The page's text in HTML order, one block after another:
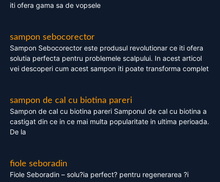
iti ofera gama sa de vopsele
sampon sebocorector
Sampon Sebocorector este produsul revolutionar ce iti ofera
solutia perfecta pentru problemele scalpului. In acest articol
vei descoperi cum acest sampon iti poate transforma complet
sampon de cal cu biotina pareri
Sampon de cal cu biotina pareri Samponul de cal cu biotina a
castigat din ce in ce mai multa popularitate in ultima perioada.
De la
fiole seboradin
Fiole Seboradin – solu?ia perfect? pentru regenerarea ?i